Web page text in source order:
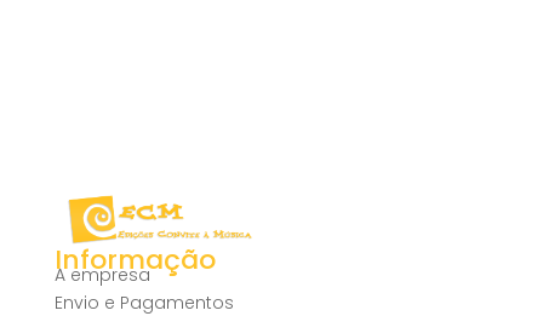
Informação
A empresa
Envio e Pagamentos